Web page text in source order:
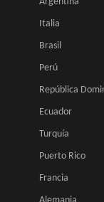
Italia
Brasil
Perú
República
Ecuador
Turquía
Puerto Rico
Francia